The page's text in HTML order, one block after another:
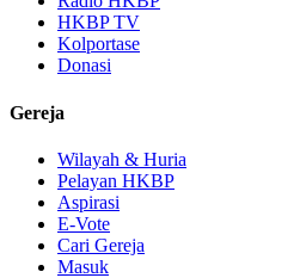
HKBP TV
Kolportase
Donasi
Gereja
Wilayah & Huria
Pelayan HKBP
Aspirasi
E-Vote
Cari Gereja
Masuk